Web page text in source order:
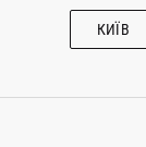
КИЇВ